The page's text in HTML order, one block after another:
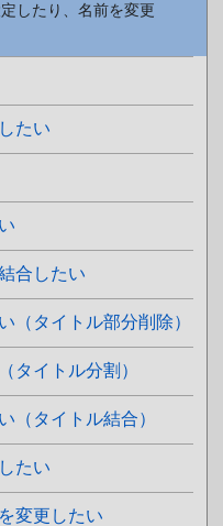
したり、名前を変更
たい
合したい
（タイトル部分削除）
タイトル分割）
（タイトル結合）
たい
変更したい